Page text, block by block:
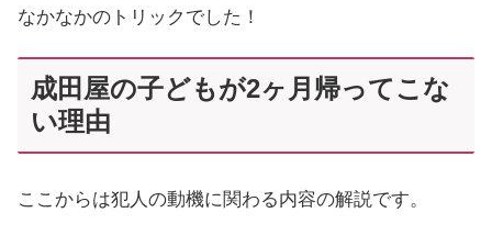
なかなかのトリックでした！
成田屋の子どもが2ヶ月帰ってこな
い理由
ここからは犯人の動機に関わる内容の解説です。